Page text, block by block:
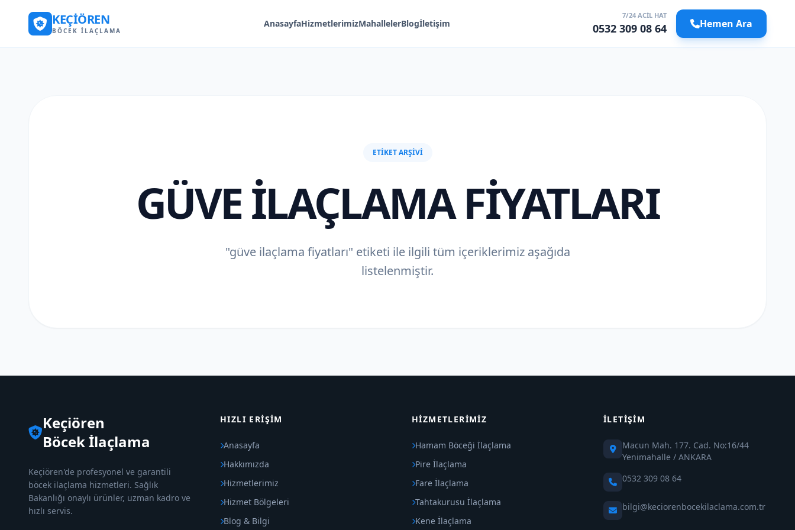
KEÇIÖREN
BÖCEK İLAÇLAMA
AnasayfaHizmetlerimizMahallelerBlogİletişim
7/24 ACIL HAT
0532 309 08 64 Hemen Ara
ETIKET ARŞIVI
GÜVE ILAÇLAMA FIYATLARI
"güve ilaçlama fiyatları" etiketi ile ilgili tüm içeriklerimiz aşağıda
listelenmiştir.
Keçiören
Böcek İlaçlama
Keçiören'de profesyonel ve garantili
böcek ilaçlama hizmetleri. Sağlık
Bakanlığı onaylı ürünler, uzman kadro ve
hızlı servis.
HIZLI ERIŞIM
Anasayfa
Hakkımızda
Hizmetlerimiz
Hizmet Bölgeleri
Blog & Bilgi
HIZMETLERIMIZ
Hamam Böceği İlaçlama
Pire İlaçlama
Fare İlaçlama
Tahtakurusu İlaçlama
Kene İlaçlama
İLETIŞIM
Macun Mah. 177. Cad. No:16/44
Yenimahalle / ANKARA
0532 309 08 64
bilgi@keciorenbocekilaclama.com.tr